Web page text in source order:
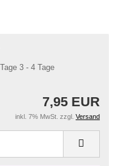
3 - 4 Tage
7,95 EUR
inkl. 7% MwSt. zzgl. Versand